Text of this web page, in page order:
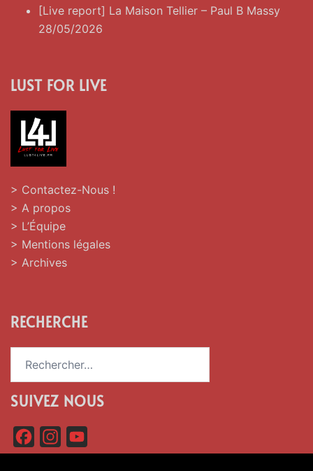
[Live report] La Maison Tellier – Paul B Massy
28/05/2026
LUST FOR LIVE
> Contactez-Nous !
> A propos
> L’Équipe
> Mentions légales
> Archives
RECHERCHE
SUIVEZ NOUS
a
n
o